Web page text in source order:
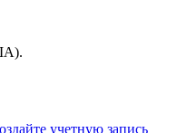
учетную запись